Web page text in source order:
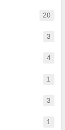
20
3
4
1
3
1